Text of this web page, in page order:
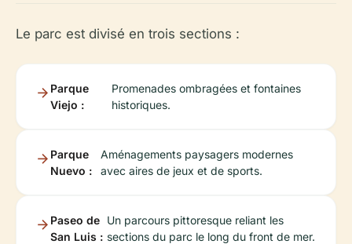
Le parc est divisé en trois sections :
Parque
Viejo :
Promenades ombragées et fontaines
historiques.
Parque
Nuevo :
Aménagements paysagers modernes
avec aires de jeux et de sports.
Paseo de
San Luis :
Un parcours pittoresque reliant les
sections du parc le long du front de mer.